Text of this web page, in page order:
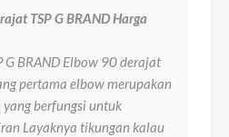
TSP G BRAND Harga
G BRAND Elbow 90 derajat
pertama elbow merupakan
berfungsi untuk
Layaknya tikungan kalau